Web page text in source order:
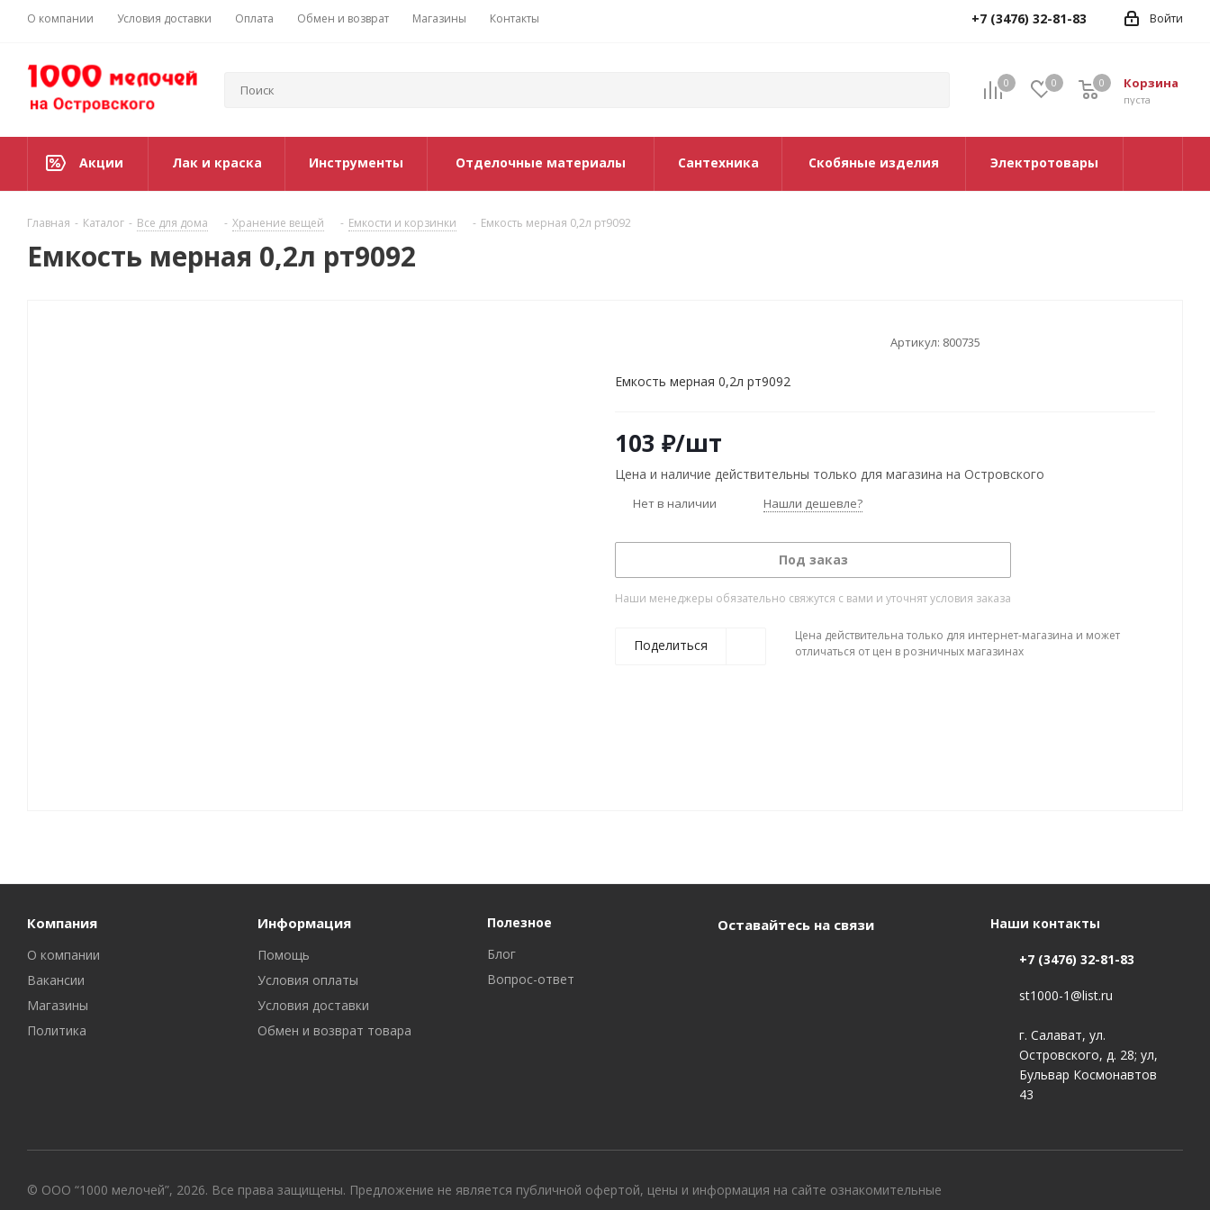
О компании Условия доставки Оплата Обмен и возврат Магазины Контакты Войти
+7 (3476) 32-81-83
0 0 Корзина
0
пуста
0
Акции Лак и краска Инструменты Отделочные материалы Сантехника Скобяные изделия Электротовары
Главная - Каталог - Все для дома - Хранение вещей - Емкости и корзинки - Емкость мерная 0,2л рт9092
Емкость мерная 0,2л рт9092
Артикул: 800735
Емкость мерная 0,2л рт9092
103 ₽/шт
Цена и наличие действительны только для магазина на Островского
Нет в наличии Нашли дешевле?
Под заказ
Наши менеджеры обязательно свяжутся с вами и уточнят условия заказа
Поделиться
Цена действительна только для интернет-магазина и может
отличаться от цен в розничных магазинах
Компания
О компании
Вакансии
Магазины
Политика
Информация
Помощь
Условия оплаты
Условия доставки
Обмен и возврат товара
Полезное
Блог
Вопрос-ответ
Оставайтесь на связи Наши контакты
+7 (3476) 32-81-83
st1000-1@list.ru
г. Салават, ул.
Островского, д. 28; ул,
Бульвар Космонавтов
43
© ООО “1000 мелочей”, 2026. Все права защищены. Предложение не является публичной офертой, цены и информация на сайте ознакомительные